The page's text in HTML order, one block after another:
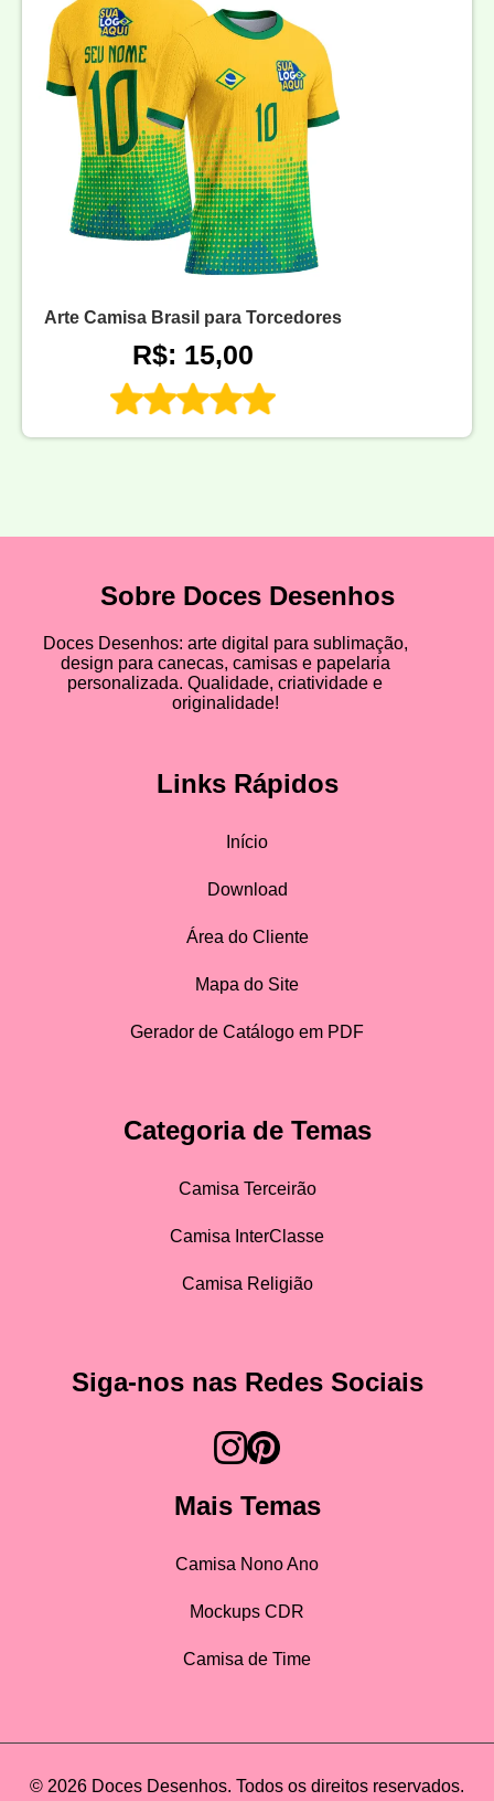
Arte Camisa Brasil para Torcedores
R$: 15,00
Sobre Doces Desenhos
Doces Desenhos: arte digital para sublimação,
design para canecas, camisas e papelaria
personalizada. Qualidade, criatividade e
originalidade!
Links Rápidos
Início
Download
Área do Cliente
Mapa do Site
Gerador de Catálogo em PDF
Categoria de Temas
Camisa Terceirão
Camisa InterClasse
Camisa Religião
Siga-nos nas Redes Sociais
Mais Temas
Camisa Nono Ano
Mockups CDR
Camisa de Time
© 2026 Doces Desenhos. Todos os direitos reservados.